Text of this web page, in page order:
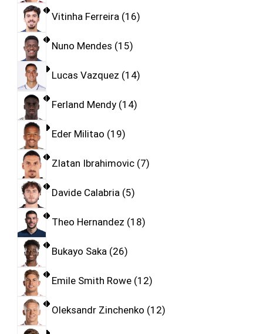
Vitinha Ferreira 16
Nuno Mendes 15
Lucas Vazquez 14
Ferland Mendy 14
Eder Militao 19
Zlatan Ibrahimovic 7
Davide Calabria 5
Theo Hernandez 18
Bukayo Saka 26
Emile Smith Rowe 12
Oleksandr Zinchenko 12